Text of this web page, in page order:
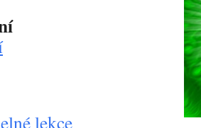
lekce